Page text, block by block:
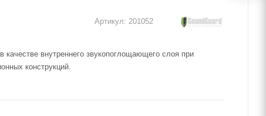
Артикул: 201052
качестве внутреннего звукопоглощающего слоя при
конструкций.